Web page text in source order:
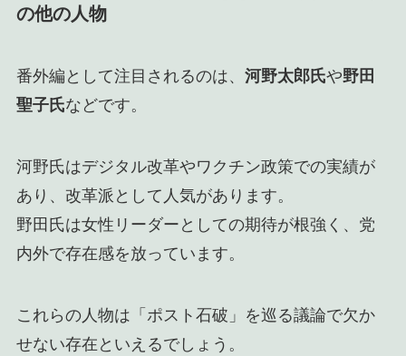
の他の人物
番外編として注目されるのは、 河野太郎氏や野田
聖子氏などです。
河野氏はデジタル改革やワクチン政策での実績が
あり、改革派として人気があります。
野田氏は女性リーダーとしての期待が根強く、党
内外で存在感を放っています。
これらの人物は「ポスト石破」を巡る議論で欠か
せない存在といえるでしょう。